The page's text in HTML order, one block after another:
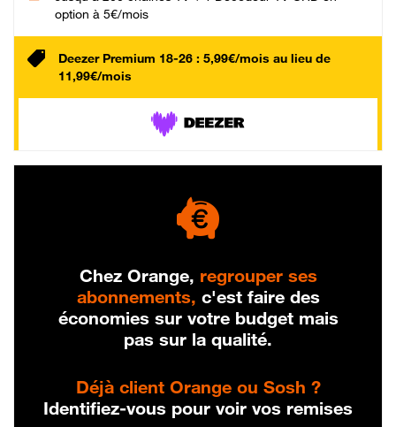
option à 5€/mois
Deezer Premium 18-26 : 5,99€/mois au lieu de
11,99€/mois
Chez Orange, regrouper ses
abonnements, c'est faire des
économies sur votre budget mais
pas sur la qualité.
Déjà client Orange ou Sosh ?
Identifiez-vous pour voir vos remises